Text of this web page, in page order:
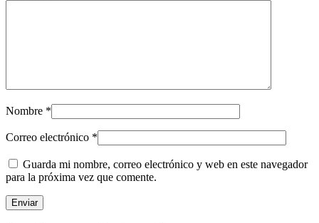
Nombre *
Correo electrónico *
Guarda mi nombre, correo electrónico y web en este navegador
para la próxima vez que comente.